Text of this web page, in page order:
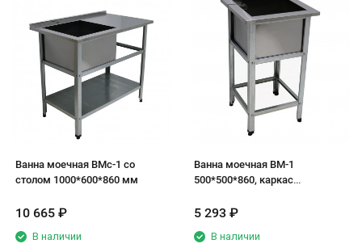
Ванна моечная ВМс-1 со
столом 1000*600*860 мм
10 665 ₽
В наличии
Ванна моечная ВМ-1
500*500*860, каркас
5 293 ₽
В наличии